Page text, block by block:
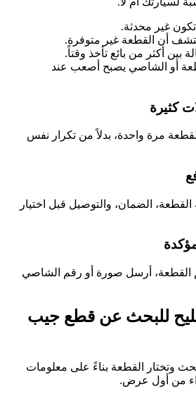
تكون غير محدثة.
أن القطعة غير متوفرة.
بين أكثر من بائع تأخذ وقتاً.
أو الشاصي يصبح أصعب عند
كثيرة
مرة واحدة، بدلاً من تكرار نفس
الضمان، والتوصيل قبل اختيار
القطعة، أرسل صورة أو رقم الشاصي
للبحث عن قطع جيب
وتختار القطعة بناءً على معلومات
من أول عرض.